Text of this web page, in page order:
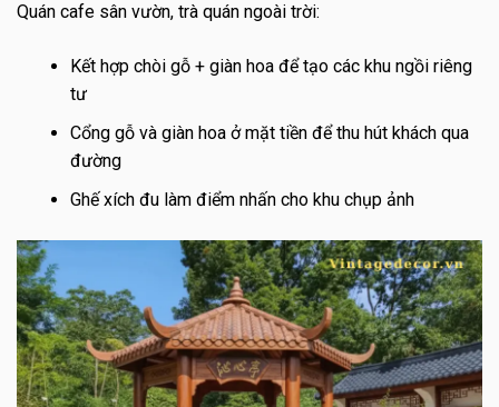
Quán cafe sân vườn, trà quán ngoài trời:
Kết hợp chòi gỗ + giàn hoa để tạo các khu ngồi riêng
tư
Cổng gỗ và giàn hoa ở mặt tiền để thu hút khách qua
đường
Ghế xích đu làm điểm nhấn cho khu chụp ảnh